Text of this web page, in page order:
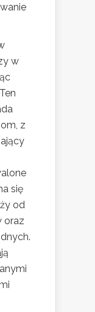
w
z
się
od
oraz